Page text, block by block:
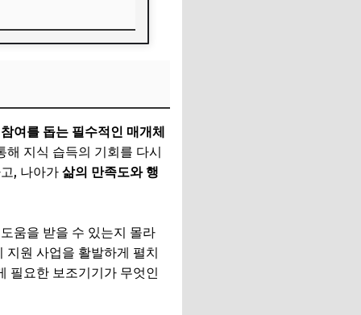
여를 돕는 필수적인 매개체
지식 습득의 기회를 다시
, 나아가 삶의 만족도와 행
움을 받을 수 있는지 몰라
원 사업을 활발하게 펼치
필요한 보조기기가 무엇인